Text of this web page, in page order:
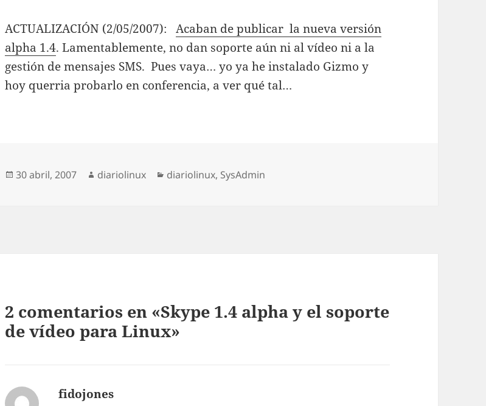
ACTUALIZACIÓN (2/05/2007):Acaban de publicar la nueva versión
alpha 1.4. Lamentablemente, no dan soporte aún ni al vídeo ni a la
gestión de mensajes SMS. Pues vaya… yo ya he instalado Gizmo y
hoy querria probarlo en conferencia, a ver qué tal…
Publicado
30 abril, 2007 Autor
diariolinux Categorías
diariolinux, SysAdmin
2 comentarios en «Skype 1.4 alpha y el soporte
de vídeo para Linux»
fidojones